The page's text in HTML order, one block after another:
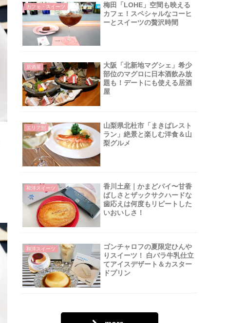
カフェ・スイーツ
梅田「LOHE」空間も映える
カフェ！スペシャルなコーヒ
ーとスイーツの贅沢時間
居酒屋
大阪「北新地マグシェ」希少
部位のマグロに日本酒飲み放
題も！デートにも使える居酒
屋
エリア別
山梨県北杜市「まきばレスト
ラン」絶景と楽しむ洋食＆山
梨グルメ
和洋スイーツ
香川土産｜かまどパイ〜甘香
ばしさとザックサクハードな
歯応えは何度もリピートした
いおいしさ！
和洋スイーツ
ゴンチャロフの夏限定ひんや
りスイーツ！ 白バラ牛乳仕立
てアイスデザート＆カスター
ドプリン